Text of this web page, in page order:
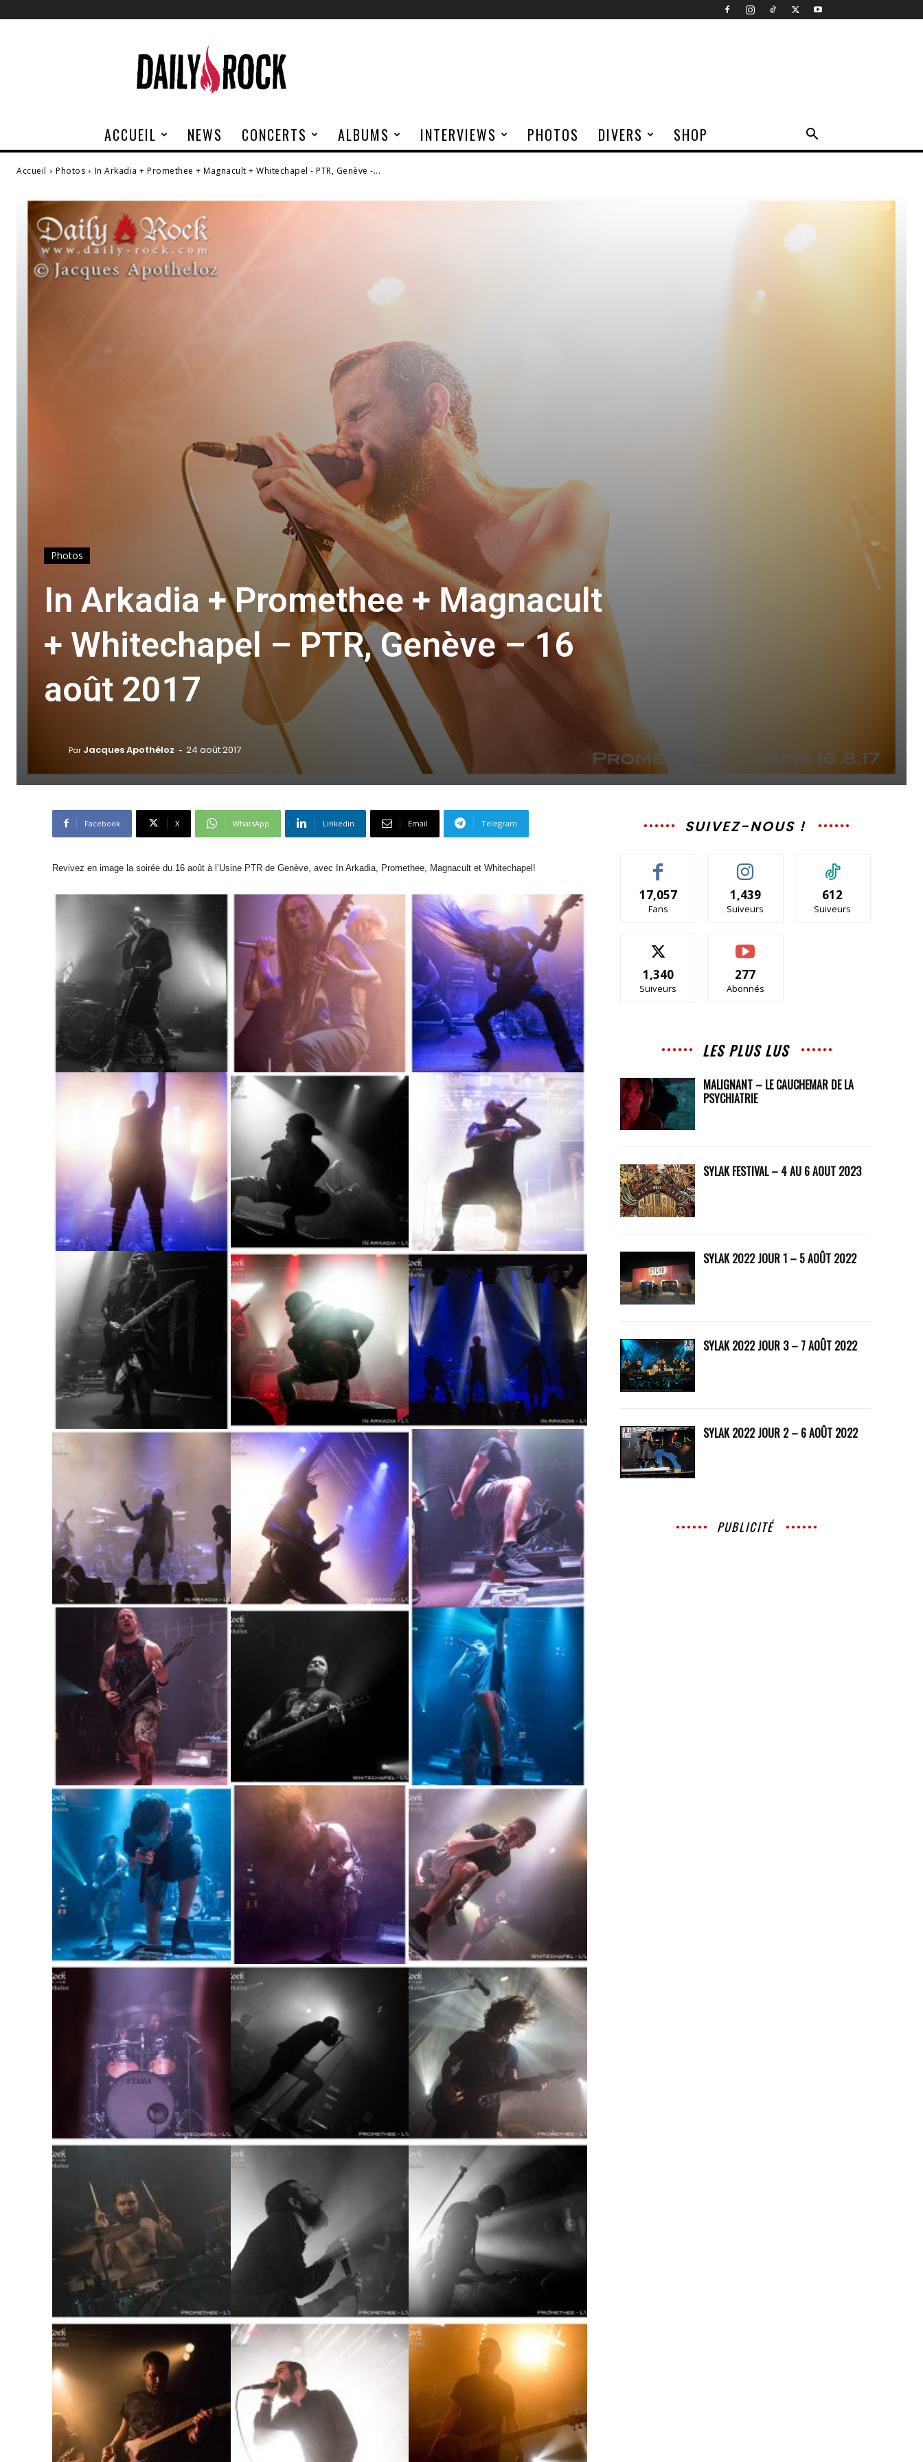
Rock
ACCUEIL NEWS CONCERTS ALBUMS INTERVIEWS PHOTOS DIVERS SHOP
Accueil Photos In Arkadia + Promethee + Magnacult + Whitechapel - PTR, Genève -...
Photos
In Arkadia + Promethee + Magnacult
+ Whitechapel – PTR, Genève – 16
août 2017
Par Jacques Apothéloz - 24 août 2017
Facebook X WhatsApp Linkedin Email Telegram
Revivez en image la soirée du 16 août à l’Usine PTR de Genève, avec In Arkadia, Promethee, Magnacult et Whitechapel!
SUIVEZ-NOUS !
17,057
Fans
1,439
Suiveurs
612
Suiveurs
1,340
Suiveurs
277
Abonnés
LES PLUS LUS
MALIGNANT – LE CAUCHEMAR DE LA
PSYCHIATRIE
SYLAK FESTIVAL – 4 AU 6 AOUT 2023
SYLAK 2022 JOUR 1 – 5 AOÛT 2022
SYLAK 2022 JOUR 3 – 7 AOÛT 2022
SYLAK 2022 JOUR 2 – 6 AOÛT 2022
PUBLICITÉ